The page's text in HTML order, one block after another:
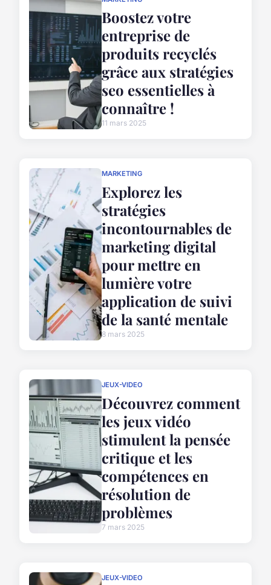
Boostez votre
entreprise de
produits recyclés
grâce aux stratégies
seo essentielles à
connaître !
11 mars 2025
MARKETING
Explorez les
stratégies
incontournables de
marketing digital
pour mettre en
lumière votre
application de suivi
de la santé mentale
8 mars 2025
JEUX-VIDEO
Découvrez comment
les jeux vidéo
stimulent la pensée
critique et les
compétences en
résolution de
problèmes
7 mars 2025
JEUX-VIDEO